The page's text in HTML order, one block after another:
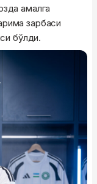
амалга
зарбаси
бўлди.